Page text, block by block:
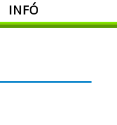
INFÓ